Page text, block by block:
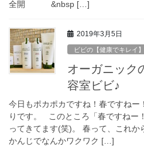
全開 &nbsp […]
2019年3月5日
ビビの【健康でキレイ
オーガニック
容室ビビ♪
今日もポカポカですね！春ですねー
りです。 このところ「春ですねー
ってきてます(笑)。 春って、これか
かんじでなんかワクワク […]